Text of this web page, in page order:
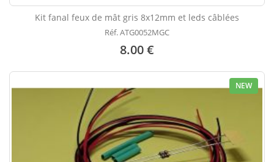
Kit fanal feux de mât gris 8x12mm et leds câblées
Réf. ATG0052MGC
8.00 €
NEW